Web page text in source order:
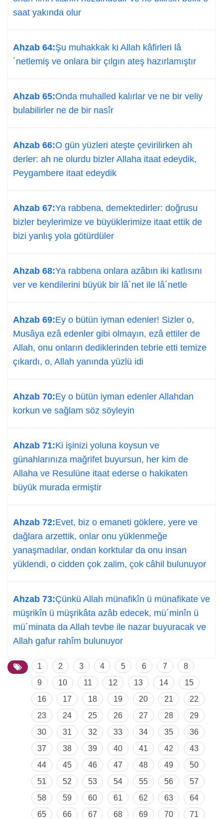
saat yakında olur
Ahzab 64:Şu muhakkak ki Allah kâfirleri lâ
´netlemiş ve onlara bir çılgın ateş hazırlamıştır
Ahzab 65:Onda muhalled kalırlar ve ne bir veliy
bulabilirler ne de bir nasîr
Ahzab 66:O gün yüzleri ateşte çevirilirken ah
derler: ah ne olurdu bizler Allaha itaat edeydik,
Peygambere itaat edeydik
Ahzab 67:Ya rabbena, demektedirler: doğrusu
bizler beylerimize ve büyüklerimize itaat ettik de
bizi yanlış yola götürdüler
Ahzab 68:Ya rabbena onlara azâbın iki katlısını
ver ve kendilerini büyük bir lâ´net ile lâ´netle
Ahzab 69:Ey o bütün iyman edenler! Sizler o,
Musâya ezâ edenler gibi olmayın, ezâ ettiler de
Allah, onu onların dediklerinden tebrie etti temize
çıkardı, o, Allah yanında yüzlü idi
Ahzab 70:Ey o bütün iyman edenler Allahdan
korkun ve sağlam söz söyleyin
Ahzab 71:Ki işinizi yoluna koysun ve
günahlarınıza mağrifet buyursun, her kim de
Allaha ve Resulüne itaat ederse o hakikaten
büyük murada ermiştir
Ahzab 72:Evet, biz o emaneti göklere, yere ve
dağlara arzettik, onlar onu yüklenmeğe
yanaşmadılar, ondan korktular da onu insan
yüklendi, o cidden çok zalim, çok câhil bulunuyor
Ahzab 73:Çünkü Allah münafikîn ü münafikate ve
müşrikîn ü müşrikâta azâb edecek, mü´minîn ü
mü´minata da Allah tevbe ile nazar buyuracak ve
Allah gafur rahîm bulunuyor
1 2 3 4 5 6 7
8
9
10 11 12 13 14
15
16
17 18 19 20 21
22
23
24 25 26 27 28
29
30
31 32 33 34 35
36
37
38 39 40 41 42
43
44
45 46 47 48 49
50
51
52 53 54 55 56
57
58
59 60 61 62 63
64
65
66 67 68 69 70
71